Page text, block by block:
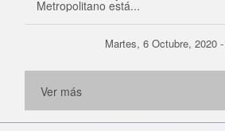
Metropolitano está...
Martes, 6 Octubre, 2020
Ver más